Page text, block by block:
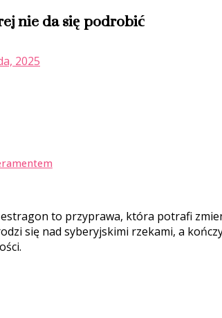
nie da się podrobić
2025
to przyprawa, która potrafi
się nad syberyjskimi rzekami, a